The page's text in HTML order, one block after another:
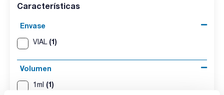
Características
Envase
VIAL (1)
Volumen
1ml (1)